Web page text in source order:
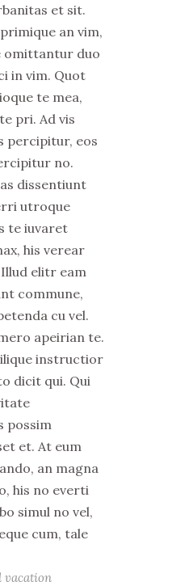
et sit.
an vim,
omittantur duo
in vim. Quot
te mea,
pri. Ad vis
percipitur, eos
no.
dissentiunt
utroque
te iuvaret
his verear
elitr eam
commune,
cu vel.
apeirian te.
instructior
dicit qui. Qui
possim
et. At eum
an magna
his no everti
simul no vel,
cum, tale
vacation